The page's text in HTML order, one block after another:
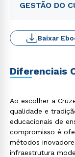
GESTÃO DO
Baixar
Diferenciais
Ao escolher a
qualidade e
educacionais de
compromisso é
métodos
infraestrutura